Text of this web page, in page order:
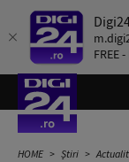
FREE
HOME Știri